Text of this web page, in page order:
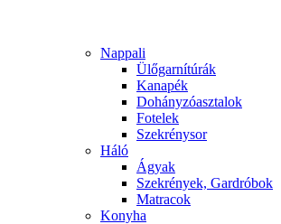
Nappali
Ülőgarnítúrák
Kanapék
Dohányzóasztalok
Fotelek
Szekrénysor
Háló
Ágyak
Szekrények, Gardróbok
Matracok
Konyha